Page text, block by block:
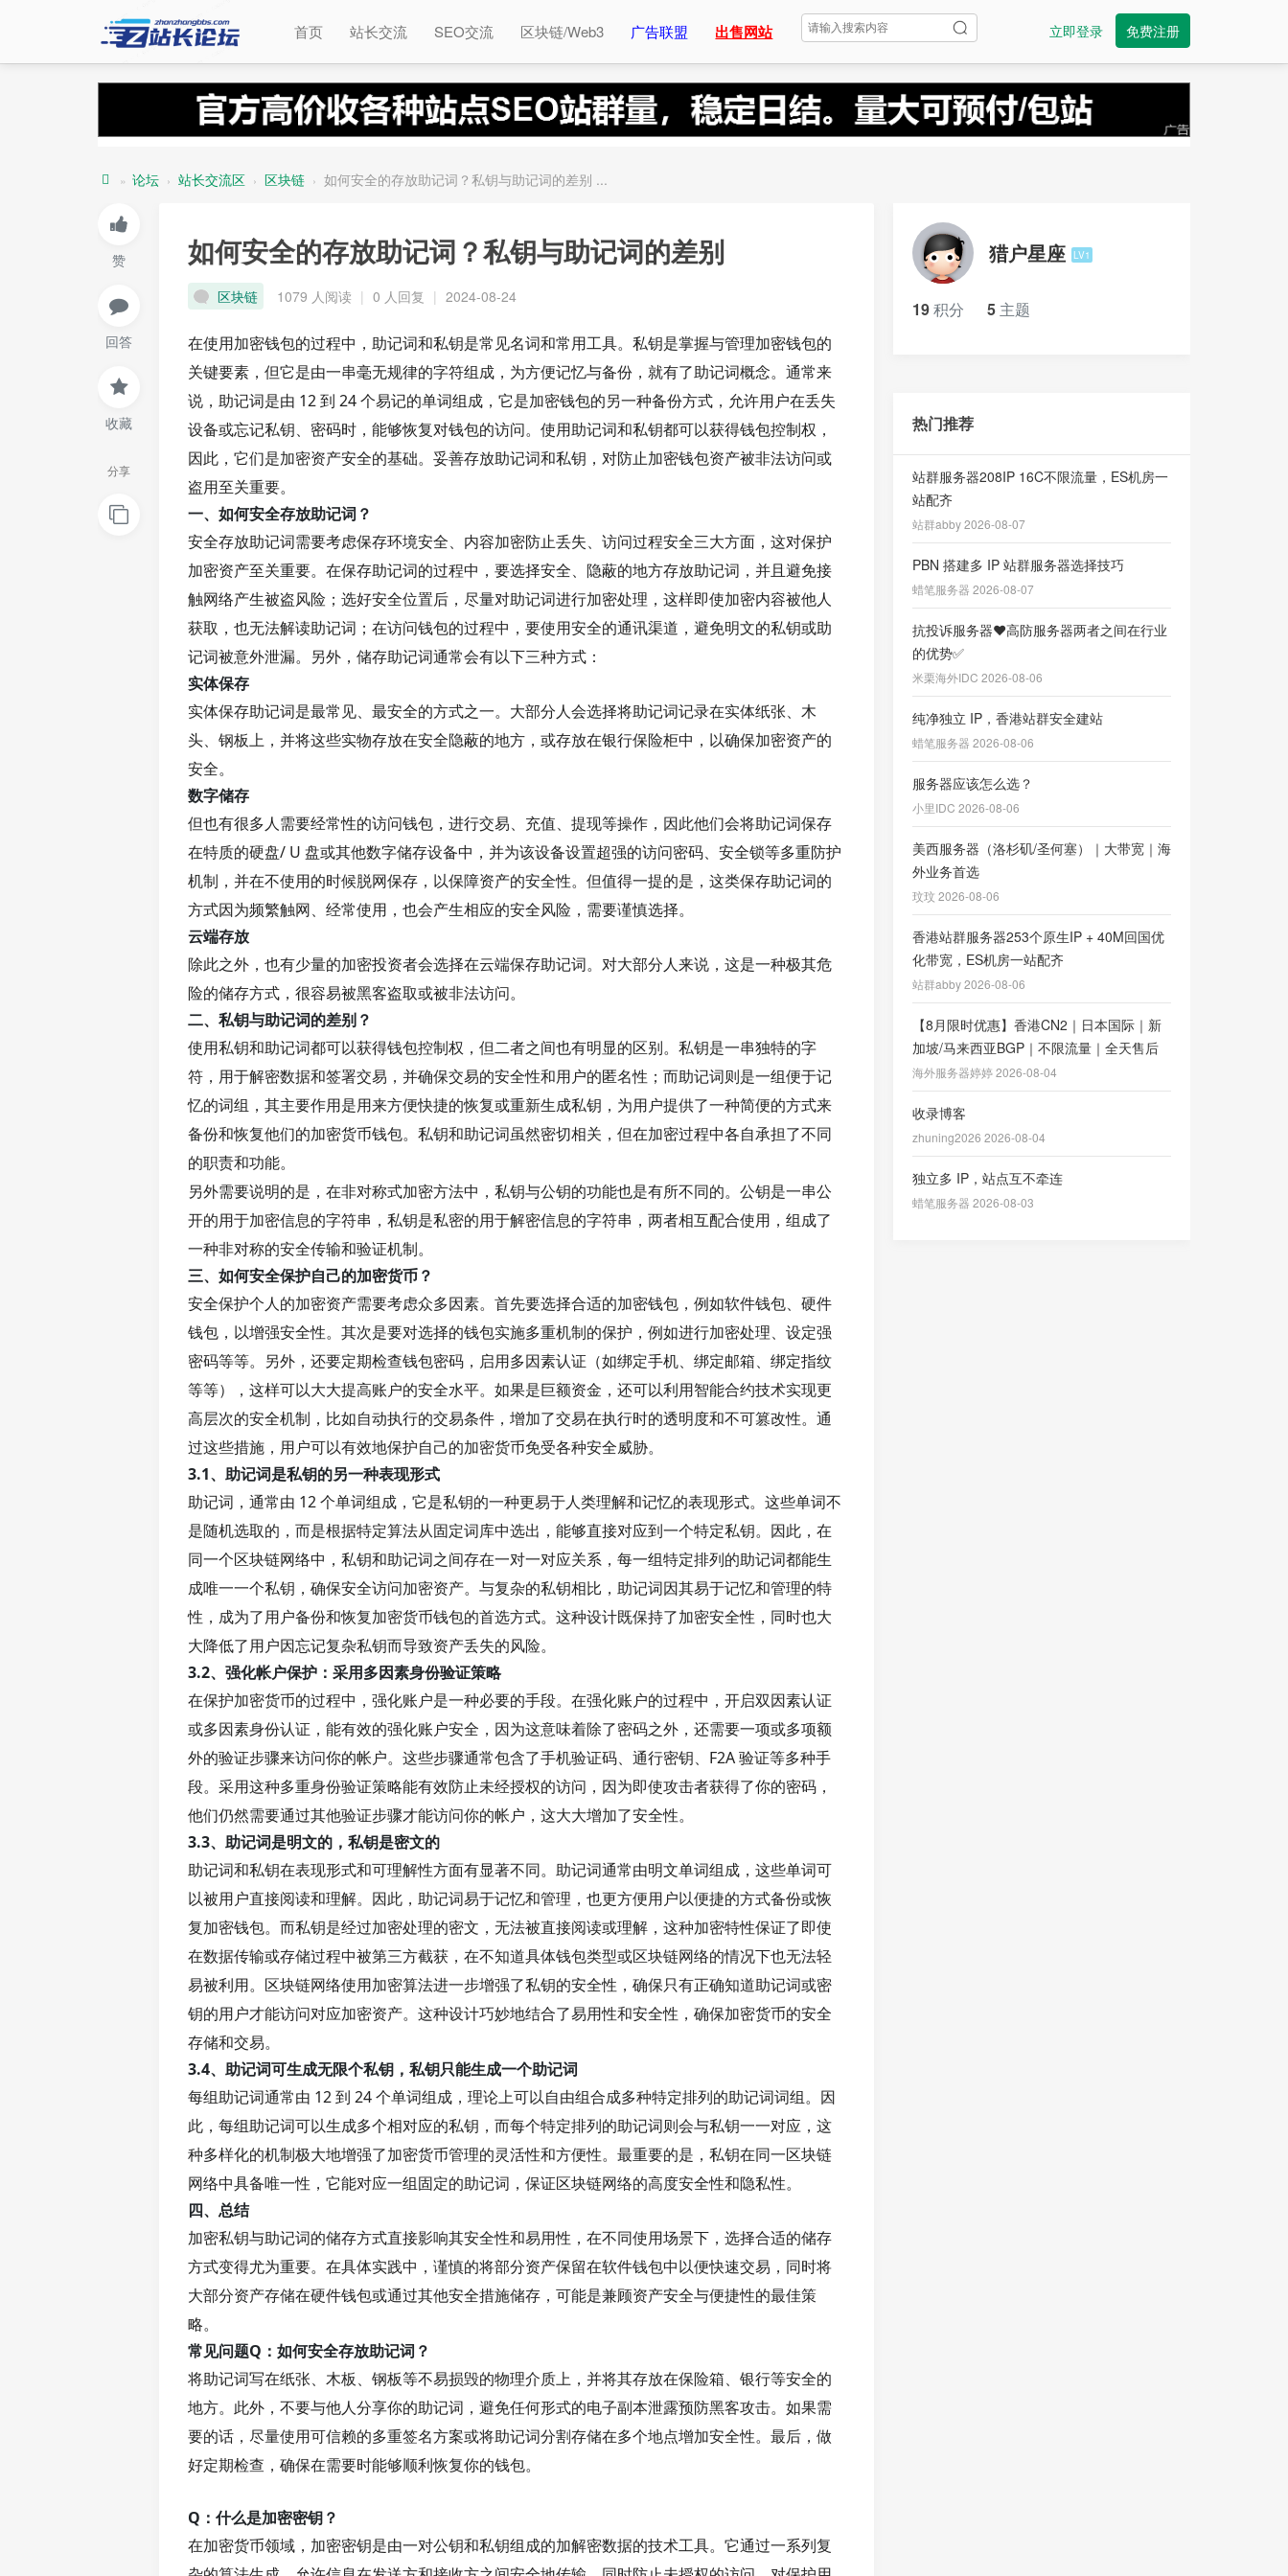
首页 站长交流 SEO交流 区块链/Web3 广告联盟 出售网站 立即登录 免费注册
长
» 论坛 › 站长交流区 › 区块链 › 如何安全的存放助记词？私钥与助记词的差别 ...
赞
回答
收藏
分享
如何安全的存放助记词？私钥与助记词的差别
区块链 1079 人阅读 | 0 人回复 | 2024-08-24
在使用加密钱包的过程中，助记词和私钥是常见名词和常用工具。私钥是掌握与管理加密钱包的
关键要素，但它是由一串毫无规律的字符组成，为方便记忆与备份，就有了助记词概念。通常来
说，助记词是由 12 到 24 个易记的单词组成，它是加密钱包的另一种备份方式，允许用户在丢失
设备或忘记私钥、密码时，能够恢复对钱包的访问。使用助记词和私钥都可以获得钱包控制权，
因此，它们是加密资产安全的基础。妥善存放助记词和私钥，对防止加密钱包资产被非法访问或
盗用至关重要。
一、如何安全存放助记词？
安全存放助记词需要考虑保存环境安全、内容加密防止丢失、访问过程安全三大方面，这对保护
加密资产至关重要。在保存助记词的过程中，要选择安全、隐蔽的地方存放助记词，并且避免接
触网络产生被盗风险；选好安全位置后，尽量对助记词进行加密处理，这样即使加密内容被他人
获取，也无法解读助记词；在访问钱包的过程中，要使用安全的通讯渠道，避免明文的私钥或助
记词被意外泄漏。另外，储存助记词通常会有以下三种方式：
实体保存
实体保存助记词是最常见、最安全的方式之一。大部分人会选择将助记词记录在实体纸张、木
头、钢板上，并将这些实物存放在安全隐蔽的地方，或存放在银行保险柜中，以确保加密资产的
安全。
数字储存
但也有很多人需要经常性的访问钱包，进行交易、充值、提现等操作，因此他们会将助记词保存
在特质的硬盘/ U 盘或其他数字储存设备中，并为该设备设置超强的访问密码、安全锁等多重防护
机制，并在不使用的时候脱网保存，以保障资产的安全性。但值得一提的是，这类保存助记词的
方式因为频繁触网、经常使用，也会产生相应的安全风险，需要谨慎选择。
云端存放
除此之外，也有少量的加密投资者会选择在云端保存助记词。对大部分人来说，这是一种极其危
险的储存方式，很容易被黑客盗取或被非法访问。
二、私钥与助记词的差别？
使用私钥和助记词都可以获得钱包控制权，但二者之间也有明显的区别。私钥是一串独特的字
符，用于解密数据和签署交易，并确保交易的安全性和用户的匿名性；而助记词则是一组便于记
忆的词组，其主要作用是用来方便快捷的恢复或重新生成私钥，为用户提供了一种简便的方式来
备份和恢复他们的加密货币钱包。私钥和助记词虽然密切相关，但在加密过程中各自承担了不同
的职责和功能。
另外需要说明的是，在非对称式加密方法中，私钥与公钥的功能也是有所不同的。公钥是一串公
开的用于加密信息的字符串，私钥是私密的用于解密信息的字符串，两者相互配合使用，组成了
一种非对称的安全传输和验证机制。
三、如何安全保护自己的加密货币？
安全保护个人的加密资产需要考虑众多因素。首先要选择合适的加密钱包，例如软件钱包、硬件
钱包，以增强安全性。其次是要对选择的钱包实施多重机制的保护，例如进行加密处理、设定强
密码等等。另外，还要定期检查钱包密码，启用多因素认证（如绑定手机、绑定邮箱、绑定指纹
等等），这样可以大大提高账户的安全水平。如果是巨额资金，还可以利用智能合约技术实现更
高层次的安全机制，比如自动执行的交易条件，增加了交易在执行时的透明度和不可篡改性。通
过这些措施，用户可以有效地保护自己的加密货币免受各种安全威胁。
3.1、助记词是私钥的另一种表现形式
助记词，通常由 12 个单词组成，它是私钥的一种更易于人类理解和记忆的表现形式。这些单词不
是随机选取的，而是根据特定算法从固定词库中选出，能够直接对应到一个特定私钥。因此，在
同一个区块链网络中，私钥和助记词之间存在一对一对应关系，每一组特定排列的助记词都能生
成唯一一个私钥，确保安全访问加密资产。与复杂的私钥相比，助记词因其易于记忆和管理的特
性，成为了用户备份和恢复加密货币钱包的首选方式。这种设计既保持了加密安全性，同时也大
大降低了用户因忘记复杂私钥而导致资产丢失的风险。
3.2、强化帐户保护：采用多因素身份验证策略
在保护加密货币的过程中，强化账户是一种必要的手段。在强化账户的过程中，开启双因素认证
或多因素身份认证，能有效的强化账户安全，因为这意味着除了密码之外，还需要一项或多项额
外的验证步骤来访问你的帐户。这些步骤通常包含了手机验证码、通行密钥、F2A 验证等多种手
段。采用这种多重身份验证策略能有效防止未经授权的访问，因为即使攻击者获得了你的密码，
他们仍然需要通过其他验证步骤才能访问你的帐户，这大大增加了安全性。
3.3、助记词是明文的，私钥是密文的
助记词和私钥在表现形式和可理解性方面有显著不同。助记词通常由明文单词组成，这些单词可
以被用户直接阅读和理解。因此，助记词易于记忆和管理，也更方便用户以便捷的方式备份或恢
复加密钱包。而私钥是经过加密处理的密文，无法被直接阅读或理解，这种加密特性保证了即使
在数据传输或存储过程中被第三方截获，在不知道具体钱包类型或区块链网络的情况下也无法轻
易被利用。区块链网络使用加密算法进一步增强了私钥的安全性，确保只有正确知道助记词或密
钥的用户才能访问对应加密资产。这种设计巧妙地结合了易用性和安全性，确保加密货币的安全
存储和交易。
3.4、助记词可生成无限个私钥，私钥只能生成一个助记词
每组助记词通常由 12 到 24 个单词组成，理论上可以自由组合成多种特定排列的助记词词组。因
此，每组助记词可以生成多个相对应的私钥，而每个特定排列的助记词则会与私钥一一对应，这
种多样化的机制极大地增强了加密货币管理的灵活性和方便性。最重要的是，私钥在同一区块链
网络中具备唯一性，它能对应一组固定的助记词，保证区块链网络的高度安全性和隐私性。
四、总结
加密私钥与助记词的储存方式直接影响其安全性和易用性，在不同使用场景下，选择合适的储存
方式变得尤为重要。在具体实践中，谨慎的将部分资产保留在软件钱包中以便快速交易，同时将
大部分资产存储在硬件钱包或通过其他安全措施储存，可能是兼顾资产安全与便捷性的最佳策
略。
常见问题Q：如何安全存放助记词？
将助记词写在纸张、木板、钢板等不易损毁的物理介质上，并将其存放在保险箱、银行等安全的
地方。此外，不要与他人分享你的助记词，避免任何形式的电子副本泄露预防黑客攻击。如果需
要的话，尽量使用可信赖的多重签名方案或将助记词分割存储在多个地点增加安全性。最后，做
好定期检查，确保在需要时能够顺利恢复你的钱包。
Q：什么是加密密钥？
在加密货币领域，加密密钥是由一对公钥和私钥组成的加解密数据的技术工具。它通过一系列复
猎户星座 LV1
19积分 5 主题
热门推荐
站群服务器208IP 16C不限流量，ES机房一
站配齐
站群abby 2026-08-07
PBN 搭建多 IP 站群服务器选择技巧
蜡笔服务器 2026-08-07
抗投诉服务器❤️高防服务器两者之间在行业
的优势✅
米栗海外IDC 2026-08-06
纯净独立 IP，香港站群安全建站
蜡笔服务器 2026-08-06
服务器应该怎么选？
小里IDC 2026-08-06
美西服务器（洛杉矶/圣何塞）｜大带宽｜海
外业务首选
玟玟 2026-08-06
香港站群服务器253个原生IP + 40M回国优
化带宽，ES机房一站配齐
站群abby 2026-08-06
【8月限时优惠】香港CN2｜日本国际｜新
加坡/马来西亚BGP｜不限流量｜全天售后
海外服务器婷婷 2026-08-04
收录博客
zhuning2026 2026-08-04
独立多 IP，站点互不牵连
蜡笔服务器 2026-08-03